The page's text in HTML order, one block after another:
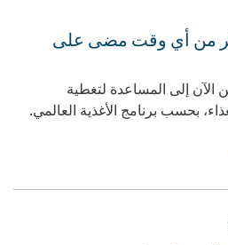
من أي وقت مضى على
الآن إلى المساعدة لتغطية
بحسب برنامج الأغذية العالمي.